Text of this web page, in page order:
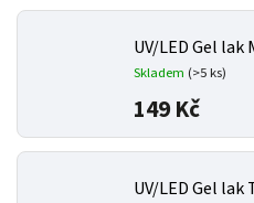
UV/LED Gel
Skladem (>5 ks)
149 Kč
UV/LED Gel